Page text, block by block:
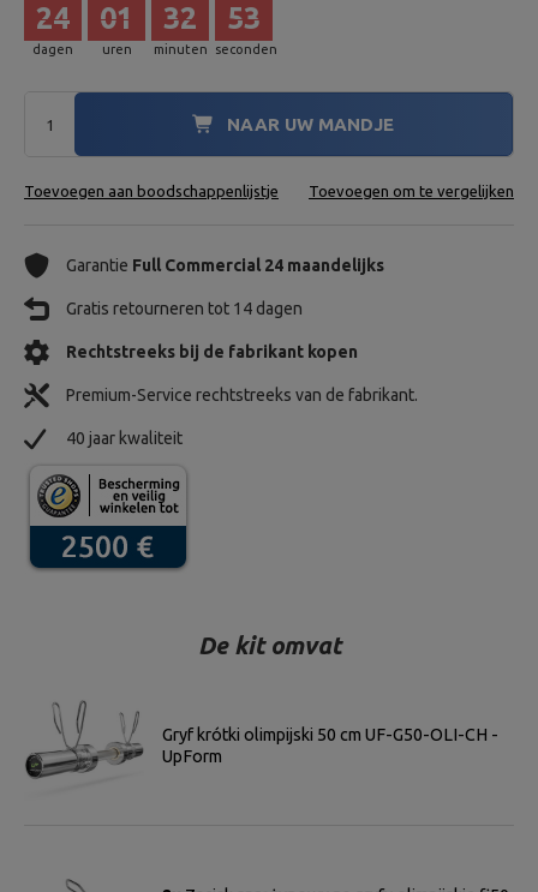
dagen
24
uren
01
minuten
32
seconden
52
NAAR UW MANDJE
Toevoegen aan boodschappenlijstje Toevoegen om te vergelijken
Garantie Full Commercial 24 maandelijks
Gratis retourneren tot 14 dagen
Rechtstreeks bij de fabrikant kopen
Premium-Service rechtstreeks van de fabrikant.
40 jaar kwaliteit
De kit omvat
Gryf krótki olimpijski 50 cm UF-G50-OLI-CH -
UpForm